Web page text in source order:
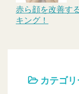
赤ら顔を改善す
キング！
カテゴリ